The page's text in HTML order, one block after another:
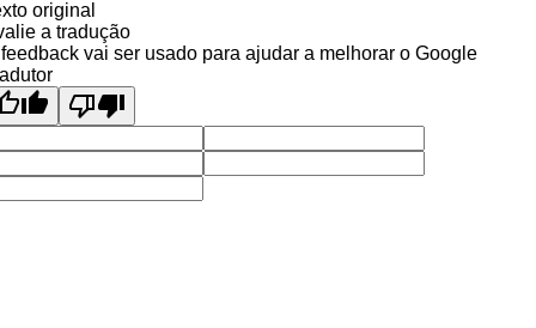
original
a tradução
vai ser usado para ajudar a melhorar o Google